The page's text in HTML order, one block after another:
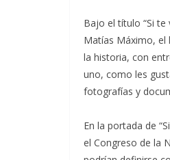
Bajo el título “Si te
Matías Máximo, el
la historia, con
uno, como les
fotografías y
En la portada de
el Congreso de la